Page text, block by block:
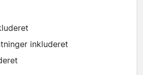
inkluderet